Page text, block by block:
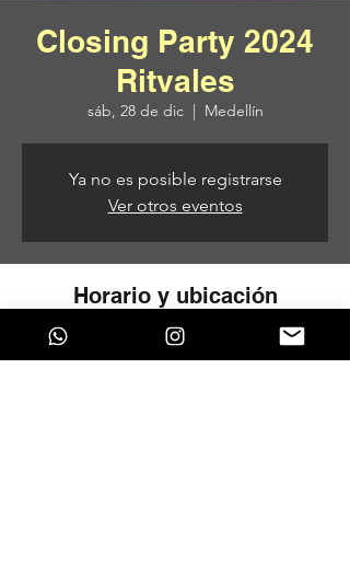
Closing Party 2024
Ritvales
sáb, 28 de dic
  |
Medellín
Ya no es posible registrarse
Ver otros eventos
Horario y ubicación
28 de dic de 2024, 6:00 p. m.
Medellín, Cl. 41 #40A-26, Aranjuez,